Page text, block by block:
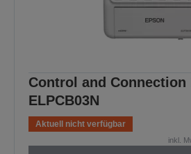
Control and Connection
ELPCB03N
Aktuell nicht verfügbar
inkl.